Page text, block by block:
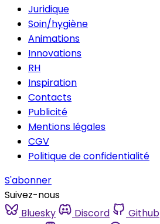
Juridique
Soin/hygiène
Animations
Innovations
RH
Inspiration
Contacts
Publicité
Mentions légales
CGV
Politique de confidentialité
S'abonner
Suivez-nous
Bluesky
Discord Github